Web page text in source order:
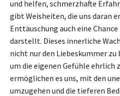
und helfen, schmerzhafte
gibt Weisheiten, die uns daran
Enttäuschung auch eine
darstellt. Dieses innerliche
nicht nur den Liebeskummer
um die eigenen Gefühle ehrlich
ermöglichen es uns, mit den
umzugehen und die tieferen